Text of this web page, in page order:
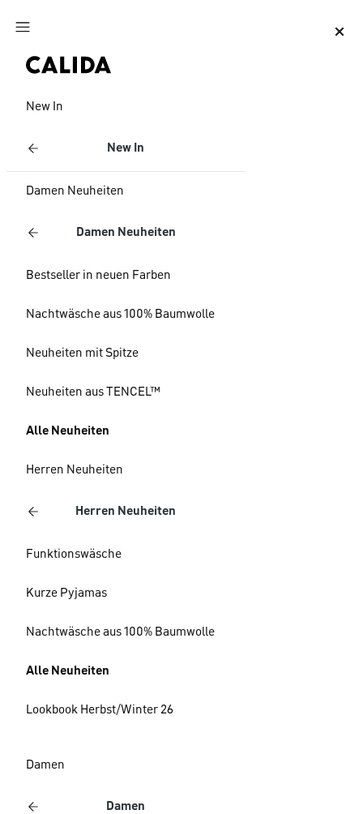
Zum Hauptinhalt springen
New In
New In
Damen Neuheiten
Damen Neuheiten
Bestseller in neuen Farben
Nachtwäsche aus 100% Baumwolle
Neuheiten mit Spitze
Neuheiten aus TENCEL™
Alle Neuheiten
Herren Neuheiten
Herren Neuheiten
Funktionswäsche
Kurze Pyjamas
Nachtwäsche aus 100% Baumwolle
Alle Neuheiten
Lookbook Herbst/Winter 26
Damen
Damen